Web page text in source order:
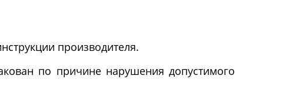
производителя.
по причине нарушения допустимого